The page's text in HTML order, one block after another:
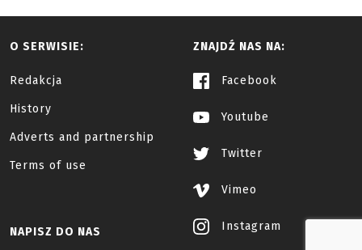
O SERWISIE:
Redakcja
History
Adverts and partnership
Terms of use
ZNAJDŹ NAS NA:
Facebook
Youtube
Twitter
Vimeo
Instagram
NAPISZ DO NAS